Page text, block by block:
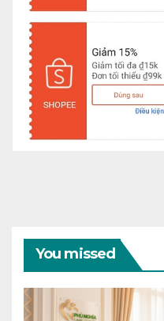
You missed